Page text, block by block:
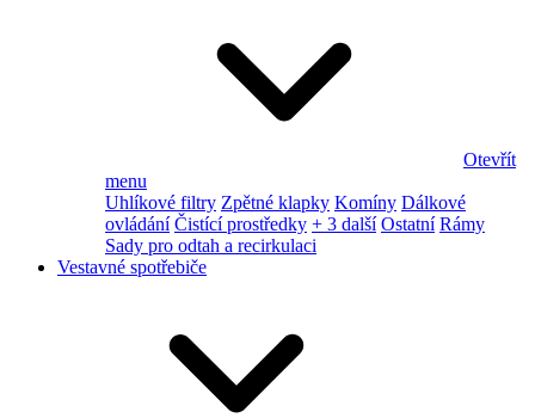
Otevřít
menu
Uhlíkové filtry Zpětné klapky Komíny Dálkové
ovládání Čistící prostředky + 3 další Ostatní Rámy
Sady pro odtah a recirkulaci
Vestavné spotřebiče